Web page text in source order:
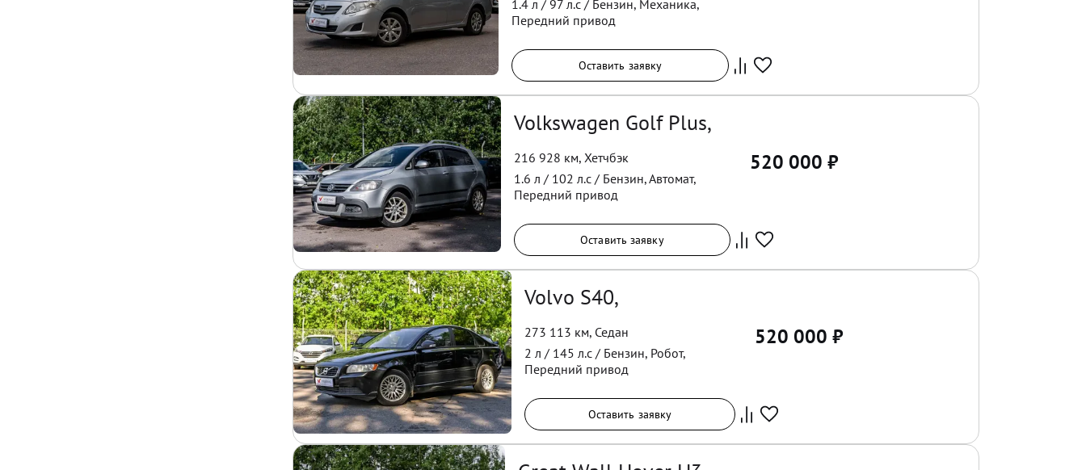
1.4л / 97л.с / Бензин, Механика,
Передний привод
Оставить заявку
Volkswagen Golf Plus,
216 928 км,Хетчбэк
1.6 л / 102 л.с / Бензин,Автомат,
Передний привод
520 000 ₽
Оставить заявку
Volvo S40,
273 113 км, Седан
2 л / 145 л.с / Бензин, Робот,
Передний привод
520 000 ₽
Оставить заявку